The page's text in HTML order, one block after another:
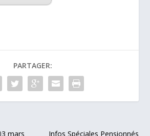
PARTAGER:
mars
Infos Spéciales Pensionnés